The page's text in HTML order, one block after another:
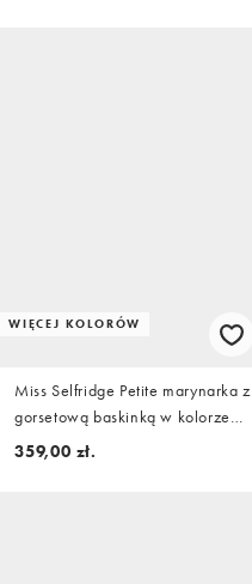
WIĘCEJ KOLORÓW
Miss Selfridge Petite marynarka z
gorsetową baskinką w kolorze
różowym
359,00 zł.